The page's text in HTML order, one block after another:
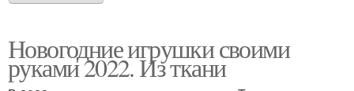
Новогодние игрушки своими
руками 2022. Из ткани